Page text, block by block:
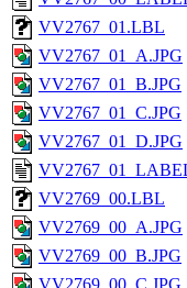
VV2767_01.LBL
VV2767_01_A.JPG
VV2767_01_B.JPG
VV2767_01_C.JPG
VV2767_01_D.JPG
VV2769_00.LBL
VV2769_00_A.JPG
VV2769_00_B.JPG